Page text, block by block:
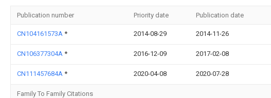
Publication number Priority date Publication date
CN104161573A * 2014-08-29 2014-11-26
CN106377304A * 2016-12-09 2017-02-08
CN111457684A * 2020-04-08 2020-07-28
Family To Family Citations